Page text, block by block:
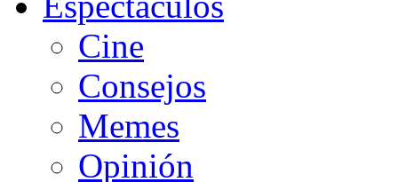
Cine
Consejos
Memes
Opinión